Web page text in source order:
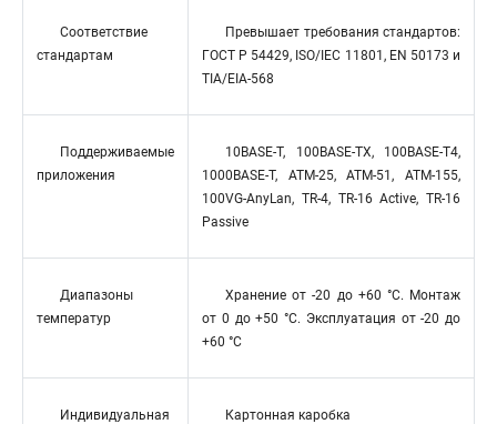
Соответствие
стандартам
Превышает требования стандартов:
ГОСТ Р 54429, ISO/IEC 11801, EN 50173 и
TIA/EIA-568
Поддерживаемые
приложения
10BASE-T, 100BASE-TX, 100BASE-T4,
1000BASE-T, ATM-25, ATM-51, ATM-155,
100VG-AnyLan, TR-4, TR-16 Active, TR-16
Passive
Диапазоны
температур
Хранение от -20 до +60 °C. Монтаж
от 0 до +50 °C. Эксплуатация от -20 до
+60 °C
Индивидуальная
Картонная каробка